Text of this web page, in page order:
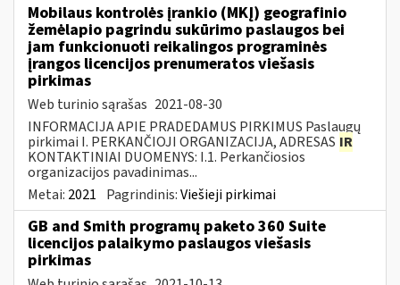
Mobilaus kontrolės įrankio (MKĮ) geografinio
žemėlapio pagrindu sukūrimo paslaugos bei
jam funkcionuoti reikalingos programinės
įrangos licencijos prenumeratos viešasis
pirkimas
Web turinio sąrašas 2021-08-30
INFORMACIJA APIE PRADEDAMUS PIRKIMUS Paslaugų
pirkimai I. PERKANČIOJI ORGANIZACIJA, ADRESAS IR
KONTAKTINIAI DUOMENYS: I.1. Perkančiosios
organizacijos pavadinimas...
Metai: 2021 Pagrindinis:Viešieji pirkimai
GB and Smith programų paketo 360 Suite
licencijos palaikymo paslaugos viešasis
pirkimas